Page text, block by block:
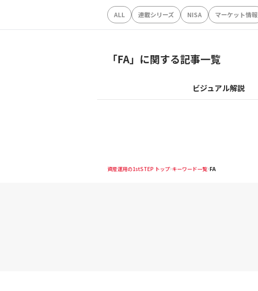
ALL 連載シリーズ NISA マーケット情報
「FA」に関する記事一覧
ビジュアル解説
資産運用の1stSTEP トップ キーワード一覧 FA